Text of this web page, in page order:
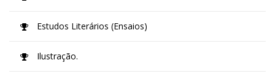
Estudos Literários (Ensaios)
Ilustração.